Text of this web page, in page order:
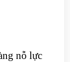
nỗ lực